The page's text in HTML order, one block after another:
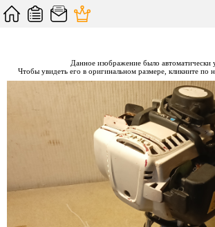
Данное изображение было автоматически
Чтобы увидеть его в оригинальном размере, кликните по